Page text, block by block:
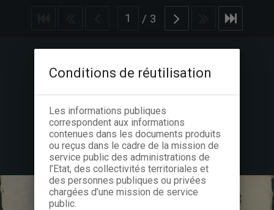
/ 3
Conditions de réutilisation
Les informations publiques
correspondent aux informations
contenues dans les documents produits
ou reçus dans le cadre de la mission de
service public des administrations de
l’Etat, des collectivités territoriales et
des personnes publiques ou privées
chargées d’une mission de service
public.